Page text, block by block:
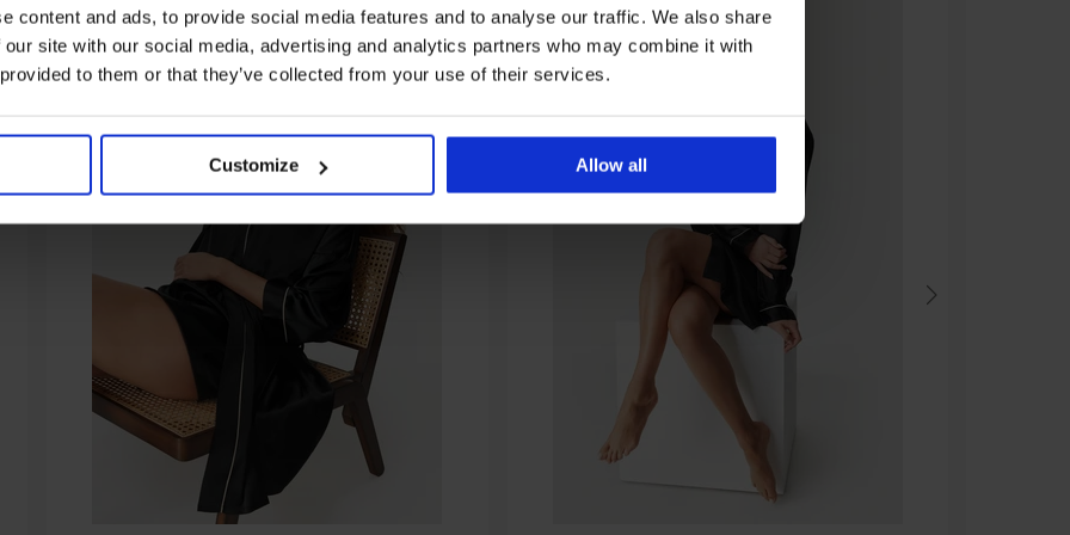
content and ads, to provide social media features and to analyse our traffic. We also share
site with our social media, advertising and analytics partners who may combine it with
to them or that they’ve collected from your use of their services.
Customize Allow all